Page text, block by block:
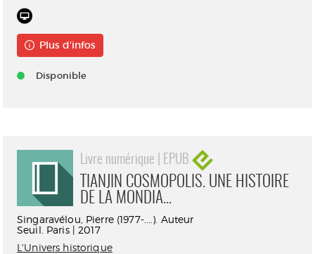
Plus d'infos
Disponible
Livre numérique | EPUB
TIANJIN COSMOPOLIS. UNE HISTOIRE
DE LA MONDIA...
Singaravélou, Pierre (1977-....). Auteur
Seuil. Paris | 2017
L'Univers historique